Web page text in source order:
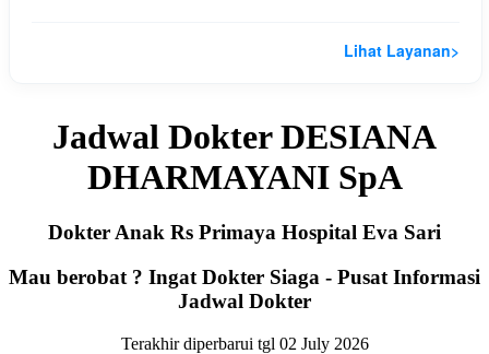
Lihat Layanan>
Jadwal Dokter DESIANA
DHARMAYANI SpA
Dokter Anak Rs Primaya Hospital Eva Sari
Mau berobat ? Ingat Dokter Siaga - Pusat Informasi
Jadwal Dokter
Terakhir diperbarui tgl 02 July 2026